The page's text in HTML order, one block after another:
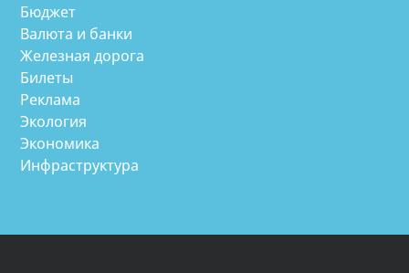
Бюджет
Валюта и банки
Железная дорога
Билеты
Реклама
Экология
Экономика
Инфраструктура